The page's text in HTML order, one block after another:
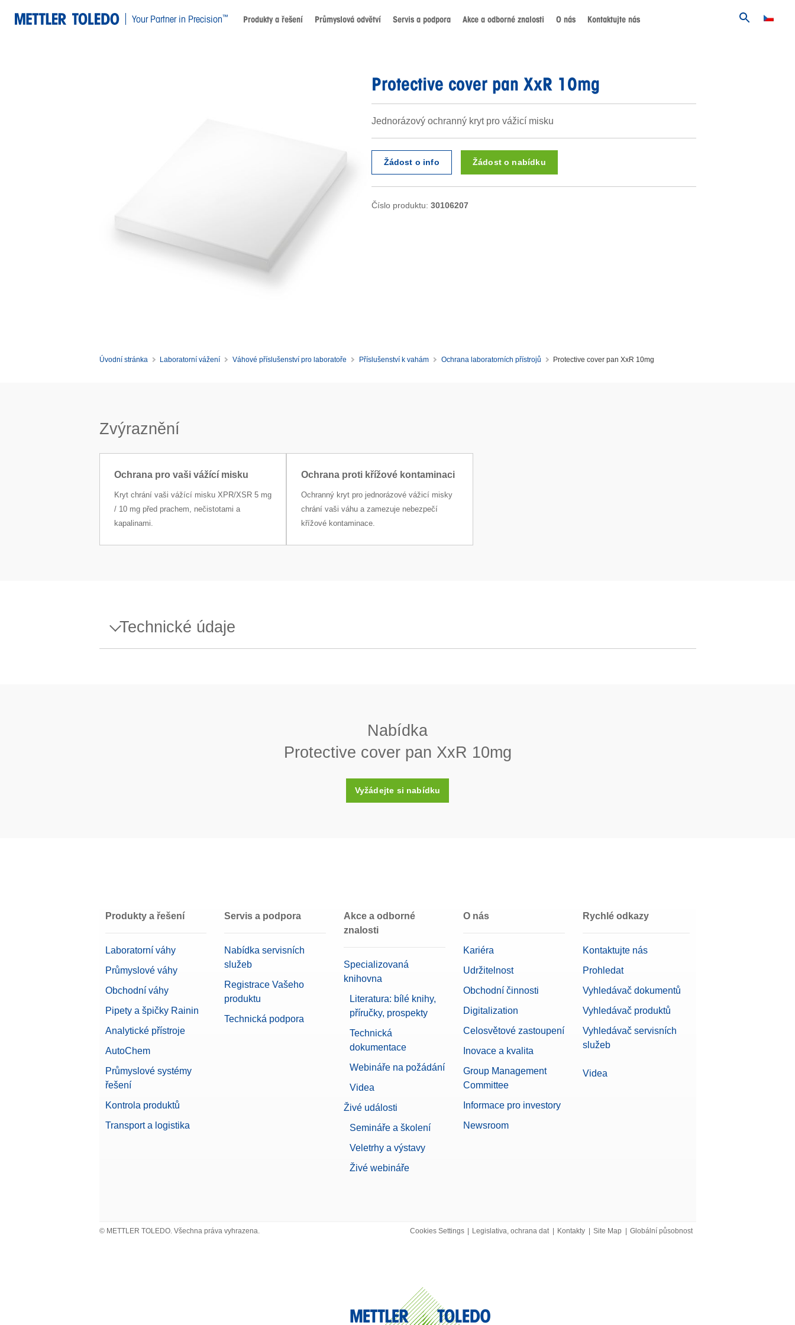
Your Partner in Precision™ Produkty a řešení Průmyslová odvětví Servis a podpora Akce a odborné znalosti O nás Kontaktujte nás
Protective cover pan XxR 10mg
Jednorázový ochranný kryt pro vážicí misku
Žádost o info Žádost o nabídku
Číslo produktu: 30106207
Úvodní stránka Laboratorní vážení Váhové příslušenství pro laboratoře Příslušenství k vahám Ochrana laboratorních přístrojů Protective cover pan XxR 10mg
Zvýraznění
Ochrana pro vaši vážící misku
Kryt chrání vaši vážící misku XPR/XSR 5 mg
/ 10 mg před prachem, nečistotami a
kapalinami.
Ochrana proti křížové kontaminaci
Ochranný kryt pro jednorázové vážicí misky
chrání vaši váhu a zamezuje nebezpečí
křížové kontaminace.
Technické údaje
Nabídka
Protective cover pan XxR 10mg
Vyžádejte si nabídku
Produkty a řešení
Laboratorní váhy
Průmyslové váhy
Obchodní váhy
Pipety a špičky Rainin
Analytické přístroje
AutoChem
Průmyslové systémy
řešení
Kontrola produktů
Transport a logistika
Servis a podpora
Nabídka servisních
služeb
Registrace Vašeho
produktu
Technická podpora
Akce a odborné
znalosti
Specializovaná
knihovna
Literatura: bílé knihy,
příručky, prospekty
Technická
dokumentace
Webináře na požádání
Videa
Živé události
Semináře a školení
Veletrhy a výstavy
Živé webináře
O nás
Kariéra
Udržitelnost
Obchodní činnosti
Digitalization
Celosvětové zastoupení
Inovace a kvalita
Group Management
Committee
Informace pro investory
Newsroom
Rychlé odkazy
Kontaktujte nás
Prohledat
Vyhledávač dokumentů
Vyhledávač produktů
Vyhledávač servisních
služeb
Videa
© METTLER TOLEDO. Všechna práva vyhrazena. Cookies Settings Legislativa, ochrana dat Kontakty Site Map Globální působnost